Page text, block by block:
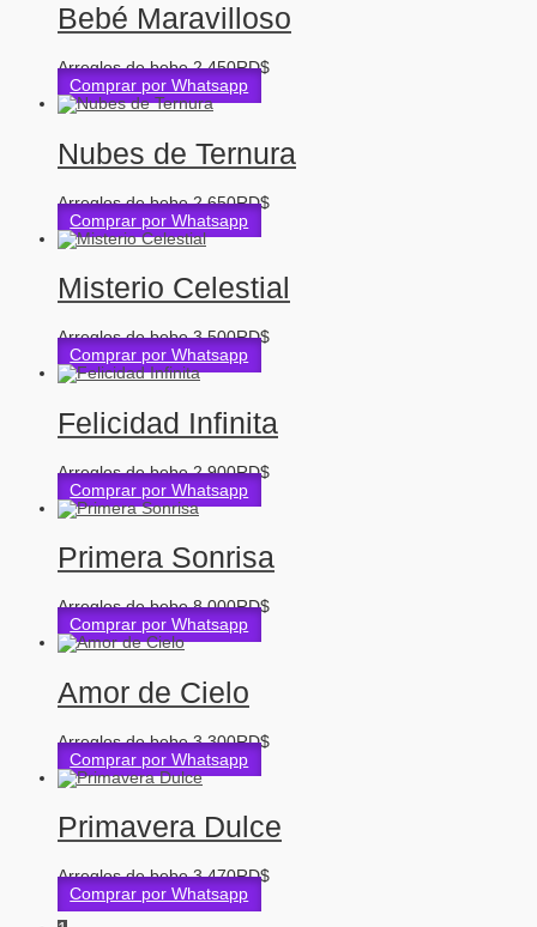
Bebé Maravilloso
Arreglos de bebe2,450RD$
Comprar por Whatsapp
Nubes de Ternura
Arreglos de bebe2,650RD$
Comprar por Whatsapp
Misterio Celestial
Arreglos de bebe3,500RD$
Comprar por Whatsapp
Felicidad Infinita
Arreglos de bebe2,900RD$
Comprar por Whatsapp
Primera Sonrisa
Arreglos de bebe8,000RD$
Comprar por Whatsapp
Amor de Cielo
Arreglos de bebe3,300RD$
Comprar por Whatsapp
Primavera Dulce
Arreglos de bebe3,470RD$
Comprar por Whatsapp